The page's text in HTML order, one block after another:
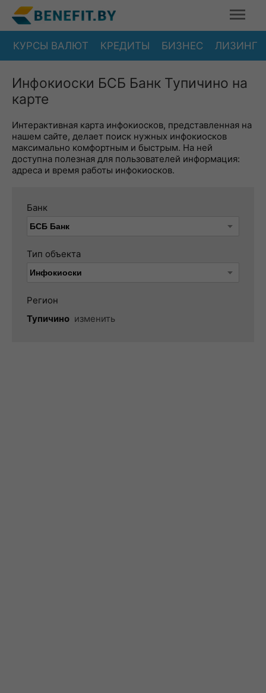
КУРСЫ ВАЛЮТ КРЕДИТЫ БИЗНЕС ЛИЗИНГ
Инфокиоски БСБ Банк Тупичино на
карте
Интерактивная карта инфокиосков, представленная на
нашем сайте, делает поиск нужных инфокиосков
максимально комфортным и быстрым. На ней
доступна полезная для пользователей информация:
адреса и время работы инфокиосков.
Банк
Тип объекта
Регион
Тупичино изменить